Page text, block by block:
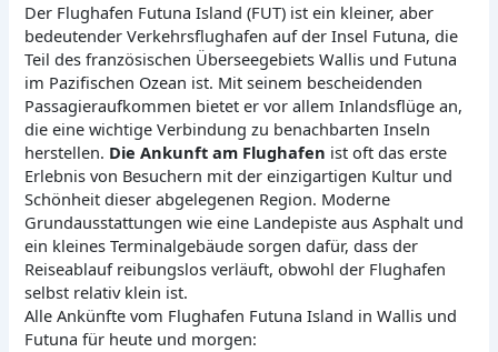
Der Flughafen Futuna Island (FUT) ist ein kleiner, aber
bedeutender Verkehrsflughafen auf der Insel Futuna, die
Teil des französischen Überseegebiets Wallis und Futuna
im Pazifischen Ozean ist. Mit seinem bescheidenden
Passagieraufkommen bietet er vor allem Inlandsflüge an,
die eine wichtige Verbindung zu benachbarten Inseln
herstellen. Die Ankunft am Flughafen ist oft das erste
Erlebnis von Besuchern mit der einzigartigen Kultur und
Schönheit dieser abgelegenen Region. Moderne
Grundausstattungen wie eine Landepiste aus Asphalt und
ein kleines Terminalgebäude sorgen dafür, dass der
Reiseablauf reibungslos verläuft, obwohl der Flughafen
selbst relativ klein ist.
Alle Ankünfte vom Flughafen Futuna Island in Wallis und
Futuna für heute und morgen: